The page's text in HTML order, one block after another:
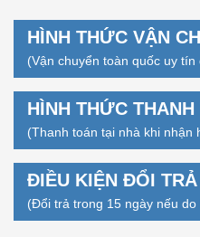
HÌNH THỨC VẬN
(Vận chuyển toàn quốc uy tín
HÌNH THỨC THANH
(Thanh toán tại nhà khi nhận
ĐIỀU KIỆN ĐỔI TRẢ
(Đổi trả trong 15 ngày nếu do